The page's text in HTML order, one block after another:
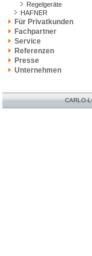
Regelgeräte
HAFNER
Für Privatkunden
Fachpartner
Service
Referenzen
Presse
Unternehmen
CARLO-